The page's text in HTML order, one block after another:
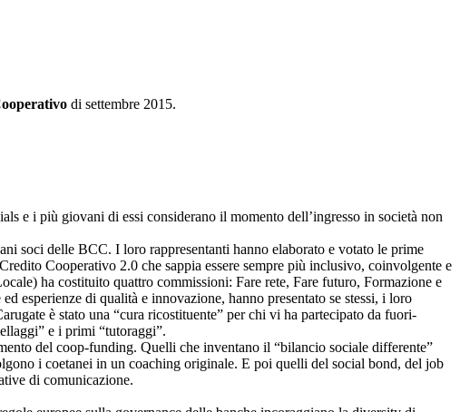
di settembre 2015.
e i più giovani di essi considerano il momento dell’ingresso in società non
soci delle BCC. I loro rappresentanti hanno elaborato e votato le prime
Cooperativo 2.0 che sappia essere sempre più inclusivo, coinvolgente e
ha costituito quattro commissioni: Fare rete, Fare futuro, Formazione e
esperienze di qualità e innovazione, hanno presentato se stessi, i loro
è stato una “cura ricostituente” per chi vi ha partecipato da fuori-
e i primi “tutoraggi”.
del coop-funding. Quelli che inventano il “bilancio sociale differente”
i coetanei in un coaching originale. E poi quelli del social bond, del job
di comunicazione.